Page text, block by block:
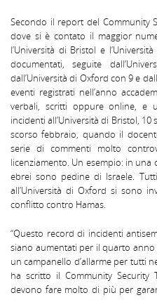
Secondo il report del Community
dove si è contato il maggior
l’Università di Bristol e
documentati, seguite
dall’Università di Oxford con 9 e
eventi registrati nell’anno
verbali, scritti oppure online, e
incidenti all’Università di Bristol,
scorso febbraio, quando il
serie di commenti molto
licenziamento. Un esempio: in
ebrei sono pedine di Israele.
all’Università di Oxford si sono
conflitto contro Hamas.
“Questo record di incidenti
siano aumentati per il quarto
un campanello d’allarme per tutti
ha scritto il Community
devono fare molto di più per